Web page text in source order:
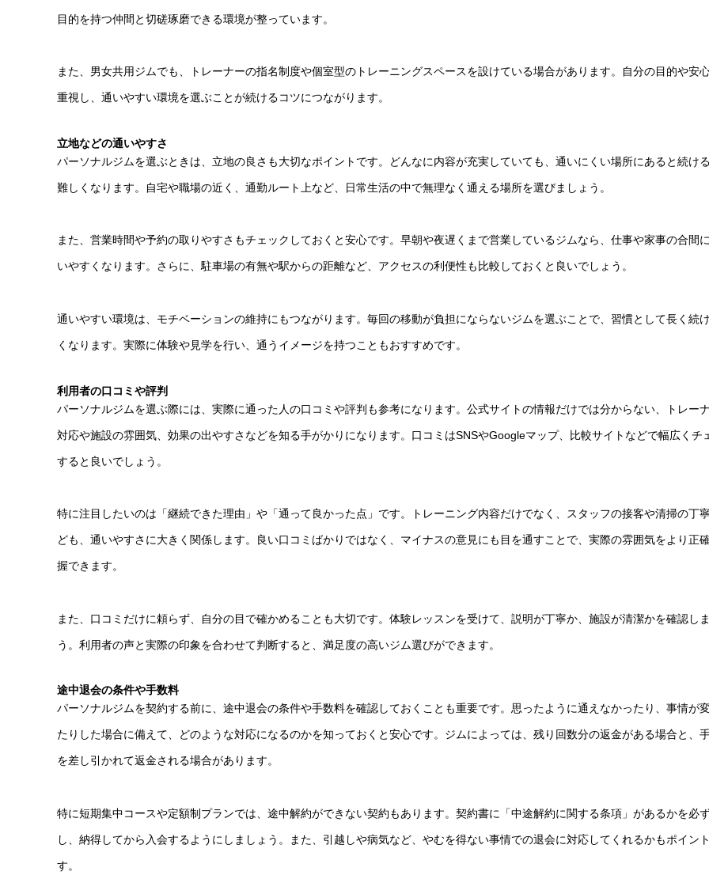
目的を持つ仲間と切磋琢磨できる環境が整っています。
また、男女共用ジムでも、トレーナーの指名制度や個室型のトレーニングスペースを設けている場合があります。自分の目的や安
重視し、通いやすい環境を選ぶことが続けるコツにつながります。
立地などの通いやすさ
パーソナルジムを選ぶときは、立地の良さも大切なポイントです。どんなに内容が充実していても、通いにくい場所にあると続け
難しくなります。自宅や職場の近く、通勤ルート上など、日常生活の中で無理なく通える場所を選びましょう。
また、営業時間や予約の取りやすさもチェックしておくと安心です。早朝や夜遅くまで営業しているジムなら、仕事や家事の合間
いやすくなります。さらに、駐車場の有無や駅からの距離など、アクセスの利便性も比較しておくと良いでしょう。
通いやすい環境は、モチベーションの維持にもつながります。毎回の移動が負担にならないジムを選ぶことで、習慣として長く続
くなります。実際に体験や見学を行い、通うイメージを持つこともおすすめです。
利用者の口コミや評判
パーソナルジムを選ぶ際には、実際に通った人の口コミや評判も参考になります。公式サイトの情報だけでは分からない、トレー
対応や施設の雰囲気、効果の出やすさなどを知る手がかりになります。口コミはSNSやGoogleマップ、比較サイトなどで幅広くチ
すると良いでしょう。
特に注目したいのは「継続できた理由」や「通って良かった点」です。トレーニング内容だけでなく、スタッフの接客や清掃の丁
ども、通いやすさに大きく関係します。良い口コミばかりではなく、マイナスの意見にも目を通すことで、実際の雰囲気をより正
握できます。
また、口コミだけに頼らず、自分の目で確かめることも大切です。体験レッスンを受けて、説明が丁寧か、施設が清潔かを確認し
う。利用者の声と実際の印象を合わせて判断すると、満足度の高いジム選びができます。
途中退会の条件や手数料
パーソナルジムを契約する前に、途中退会の条件や手数料を確認しておくことも重要です。思ったように通えなかったり、事情が
たりした場合に備えて、どのような対応になるのかを知っておくと安心です。ジムによっては、残り回数分の返金がある場合と、
を差し引かれて返金される場合があります。
特に短期集中コースや定額制プランでは、途中解約ができない契約もあります。契約書に「中途解約に関する条項」があるかを必
し、納得してから入会するようにしましょう。また、引越しや病気など、やむを得ない事情での退会に対応してくれるかもポイン
す。